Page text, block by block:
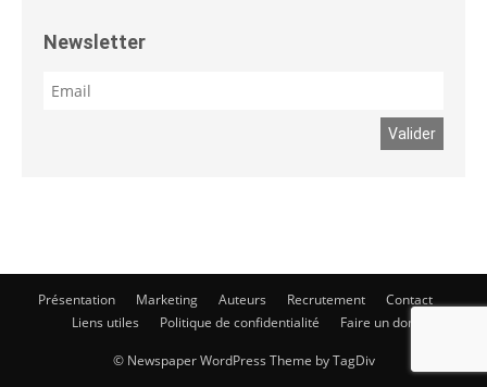
Newsletter
Présentation Marketing Auteurs Recrutement
Contact
Liens utiles
Politique de confidentialité Faire un don
© Newspaper WordPress Theme by TagDiv